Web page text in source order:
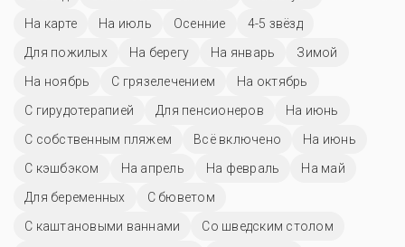
На карте
На июль Осенние
4-5 звёзд
Для пожилых
На берегу На январь
Зимой
На ноябрь
С грязелечением
На октябрь
С гирудотерапией
Для пенсионеров
На июнь
С собственным пляжем
Всё включено
На июнь
С кэшбэком
На апрель На февраль
На май
Для беременных
С бюветом
С каштановыми ваннами
Со шведским столом